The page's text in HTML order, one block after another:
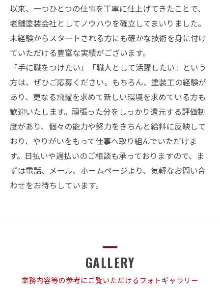
以来、一つひとつの仕事を丁寧に仕上げてきたことで、
老舗塗装会社としてノウハウを確立してまいりました。
未経験からスタートされる方にも確かな技術を身に付け
ていただける豊富な実績がございます。
「手に職をつけたい」「職人として活躍したい」という
方は、ぜひご応募ください。もちろん、塗装工の経験が
あり、更なる飛躍を求めて新しい環境を求めている方も
歓迎いたします。頑張った分をしっかり還元する評価制
度があり、個々の能力や努力をきちんと給料に反映して
おり、やりがいをもって仕事へ取り組んでいただけま
す。日払いや週払いのご相談も承っておりますので、ま
ずは電話、メール、ホームページより、気軽なお問い合
わせをお待ちしています。
業務内容等の参考にご覧いただけるフォトギャラリー
GALLERY